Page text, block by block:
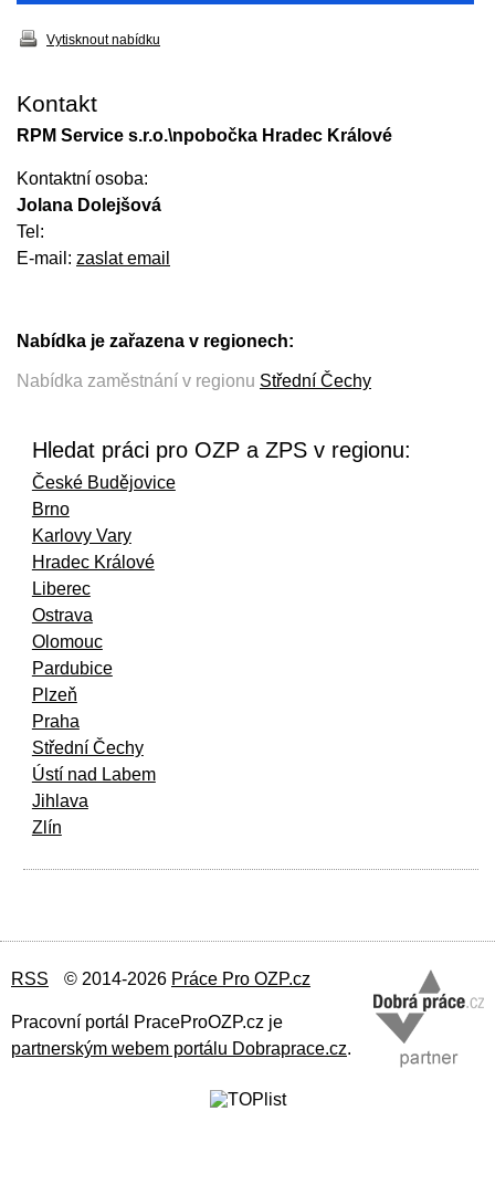
Vytisknout nabídku
Kontakt
RPM Service s.r.o.\npobočka Hradec Králové
Kontaktní osoba:
Jolana Dolejšová
Tel:
E-mail: zaslat email
Nabídka je zařazena v regionech:
Nabídka zaměstnání v regionu Střední Čechy
Hledat práci pro OZP a ZPS v regionu:
České Budějovice
Brno
Karlovy Vary
Hradec Králové
Liberec
Ostrava
Olomouc
Pardubice
Plzeň
Praha
Střední Čechy
Ústí nad Labem
Jihlava
Zlín
RSS © 2014-2026 Práce Pro OZP.cz
Pracovní portál PraceProOZP.cz je
partnerským webem portálu Dobraprace.cz.